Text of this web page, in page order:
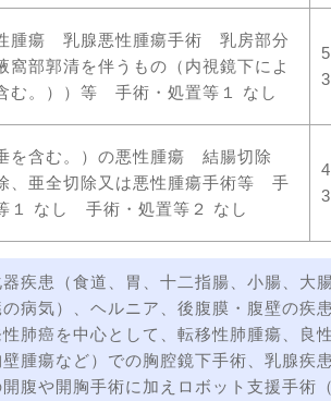
腫瘍 乳腺悪性腫瘍手術 乳房部分
窩部郭清を伴うもの（内視鏡下によ
む。））等 手術・処置等１ なし
5
3
を含む。）の悪性腫瘍 結腸切除
亜全切除又は悪性腫瘍手術等 手
１ なし 手術・処置等２ なし
4
3
疾患（食道、胃、十二指腸、小腸、大
病気）、ヘルニア、後腹膜・腹壁の疾
肺癌を中心として、転移性肺腫瘍、良
腫瘍など）での胸腔鏡下手術、乳腺疾
開腹や開胸手術に加えロボット支援手術